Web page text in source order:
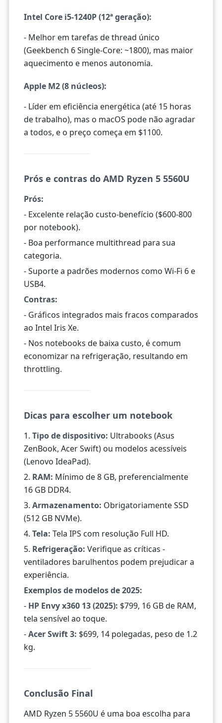
Intel Core i5-1240P (12ª geração):
- Melhor em tarefas de thread único
(Geekbench 6 Single-Core: ~1800), mas maior
aquecimento e menos autonomia.
Apple M2 (8 núcleos):
- Líder em eficiência energética (até 15 horas
de trabalho), mas o macOS pode não agradar
a todos, e o preço começa em $1100.
Prós e contras do AMD Ryzen 5 5560U
Prós:
- Excelente relação custo-benefício ($600-800
por notebook).
- Boa performance multithread para sua
categoria.
- Suporte a padrões modernos como Wi-Fi 6 e
USB4.
Contras:
- Gráficos integrados mais fracos comparados
ao Intel Iris Xe.
- Nos notebooks de baixa custo, é comum
economizar na refrigeração, resultando em
throttling.
Dicas para escolher um notebook
1. Tipo de dispositivo: Ultrabooks (Asus
ZenBook, Acer Swift) ou modelos acessíveis
(Lenovo IdeaPad).
2. RAM: Mínimo de 8 GB, preferencialmente
16 GB DDR4.
3. Armazenamento: Obrigatoriamente SSD
(512 GB NVMe).
4. Tela: Tela IPS com resolução Full HD.
5. Refrigeração: Verifique as críticas -
ventiladores barulhentos podem prejudicar a
experiência.
Exemplos de modelos de 2025:
- HP Envy x360 13 (2025): $799, 16 GB de RAM,
tela sensível ao toque.
-Acer Swift 3: $699, 14 polegadas, peso de 1.2
kg.
Conclusão Final
AMD Ryzen 5 5560U é uma boa escolha para